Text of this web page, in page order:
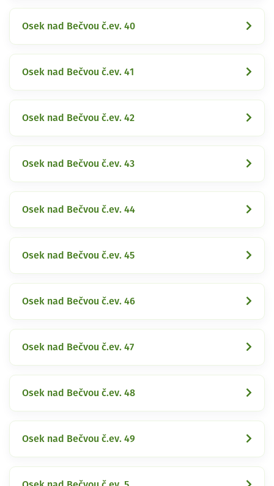
Osek nad Bečvou č.ev. 40
Osek nad Bečvou č.ev. 41
Osek nad Bečvou č.ev. 42
Osek nad Bečvou č.ev. 43
Osek nad Bečvou č.ev. 44
Osek nad Bečvou č.ev. 45
Osek nad Bečvou č.ev. 46
Osek nad Bečvou č.ev. 47
Osek nad Bečvou č.ev. 48
Osek nad Bečvou č.ev. 49